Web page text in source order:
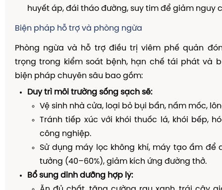
huyết áp, đái tháo đường, suy tim để giảm nguy
Biện pháp hỗ trợ và phòng ngừa
Phòng ngừa và hỗ trợ điều trị viêm phế quản
trọng trong kiểm soát bệnh, hạn chế tái phát và
biện pháp chuyên sâu bao gồm:
Duy trì môi trường sống sạch sẽ:
Vệ sinh nhà cửa, loại bỏ bụi bẩn, nấm mốc,
Tránh tiếp xúc với khói thuốc lá, khói bếp,
công nghiệp.
Sử dụng máy lọc không khí, máy tạo ẩm để
tưởng (40–60%), giảm kích ứng đường thở.
Bổ sung dinh dưỡng hợp lý: